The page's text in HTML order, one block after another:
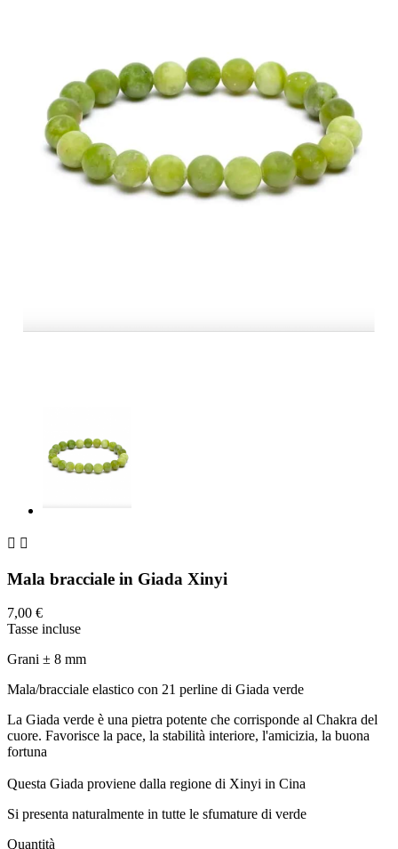
 
Mala bracciale in Giada Xinyi
7,00 €
Tasse incluse
Grani ± 8 mm
Mala/bracciale elastico con 21 perline di Giada verde
La Giada verde è una pietra potente che corrisponde al Chakra del
cuore. Favorisce la pace, la stabilità interiore, l'amicizia, la buona
fortuna
Questa Giada proviene dalla regione di Xinyi in Cina
Si presenta naturalmente in tutte le sfumature di verde
Quantità